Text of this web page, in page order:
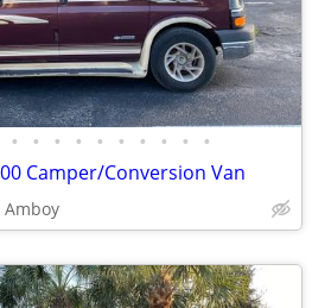
• • • • • • • • • •
Camper/Conversion Van